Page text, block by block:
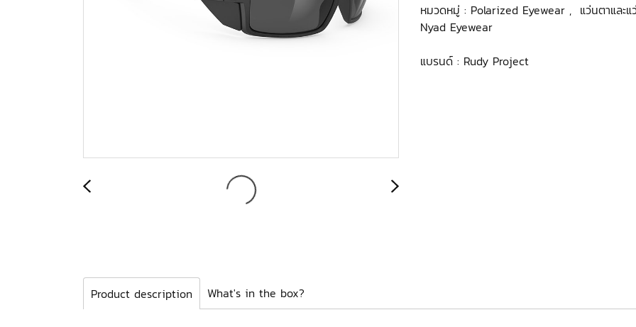
หมวดหมู่ : Polarized Eyewear , แว่นตาและ
Nyad Eyewear
แบรนด์ : Rudy Project
Product description What's in the box?